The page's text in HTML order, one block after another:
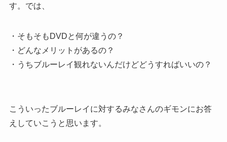
す。では、
・そもそもDVDと何が違うの？
・どんなメリットがあるの？
・うちブルーレイ観れないんだけどどうすればいいの？
こういったブルーレイに対するみなさんのギモンにお答
えしていこうと思います。